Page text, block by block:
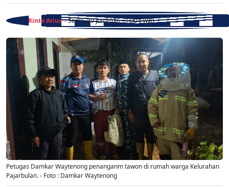
Rinto Arius - Senin, 29 Jun 2026 - 16:04 WIB
Petugas Damkar Waytenong penanganm tawon di rumah warga Kelurahan
Pajarbulan. - Foto : Damkar Waytenong